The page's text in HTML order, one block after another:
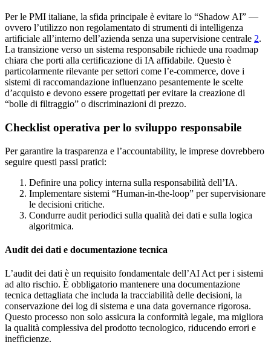
Per le PMI italiane, la sfida principale è evitare lo “Shadow AI” —
ovvero l’utilizzo non regolamentato di strumenti di intelligenza
artificiale all’interno dell’azienda senza una supervisione centrale 2.
La transizione verso un sistema responsabile richiede una roadmap
chiara che porti alla certificazione di IA affidabile. Questo è
particolarmente rilevante per settori come l’e-commerce, dove i
sistemi di raccomandazione influenzano pesantemente le scelte
d’acquisto e devono essere progettati per evitare la creazione di
“bolle di filtraggio” o discriminazioni di prezzo.
Checklist operativa per lo sviluppo responsabile
Per garantire la trasparenza e l’accountability, le imprese dovrebbero
seguire questi passi pratici:
Definire una policy interna sulla responsabilità dell’IA.
Implementare sistemi “Human-in-the-loop” per supervisionare
le decisioni critiche.
Condurre audit periodici sulla qualità dei dati e sulla logica
algoritmica.
Audit dei dati e documentazione tecnica
L’audit dei dati è un requisito fondamentale dell’AI Act per i sistemi
ad alto rischio. È obbligatorio mantenere una documentazione
tecnica dettagliata che includa la tracciabilità delle decisioni, la
conservazione dei log di sistema e una data governance rigorosa.
Questo processo non solo assicura la conformità legale, ma migliora
la qualità complessiva del prodotto tecnologico, riducendo errori e
inefficienze.